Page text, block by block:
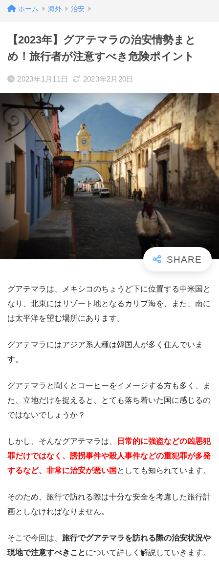
ホーム 海外 治安
【2023年】グアテマラの治安情勢まと
め！旅行者が注意すべき危険ポイント
2023年1月11日 2023年2月20日
グアテマラは、メキシコのちょうど下に位置する中米国と
なり、北東にはリゾート地となるカリブ海を、また、南に
は太平洋を望む場所にあります。
グアテマラにはアジア系人種は韓国人が多く住んでいま
す。
グアテマラと聞くとコーヒーをイメージする方も多く、ま
た、立地だけを捉えると、とても落ち着いた国に感じるの
ではないでしょうか？
しかし、そんなグアテマラは、
日常的に強盗などの凶悪犯
罪だけではなく、誘拐事件や殺人事件などの重犯罪が多発
するなど、非常に治安が悪い国 としても知られています。
そのため、旅行で訪れる際は十分な安全を考慮した旅行計
画としなければなりません。
そこで今回は、 旅行でグアテマラを訪れる際の治安状況や
現地で注意すべきことについて詳しく解説していきます。